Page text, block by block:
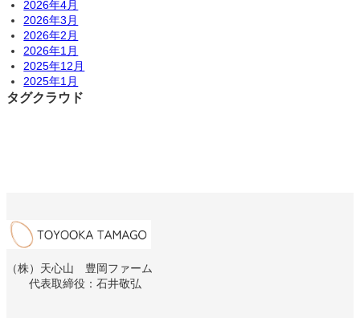
2026年4月
2026年3月
2026年2月
2026年1月
2025年12月
2025年1月
タグクラウド
（株）天心山 豊岡ファーム
代表取締役：石井敬弘